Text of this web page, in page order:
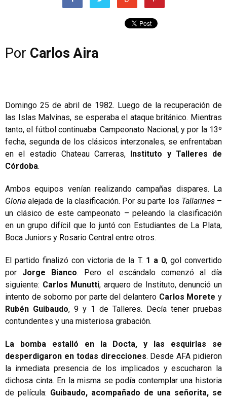
Por Carlos Aira
Domingo 25 de abril de 1982. Luego de la recuperación de
las Islas Malvinas, se esperaba el ataque británico. Mientras
tanto, el fútbol continuaba. Campeonato Nacional; y por la 13º
fecha, segunda de los clásicos interzonales, se enfrentaban
en el estadio Chateau Carreras, Instituto y Talleres de
Córdoba.
Ambos equipos venían realizando campañas dispares. La
Gloria alejada de la clasificación. Por su parte los Tallarines–
un clásico de este campeonato – peleando la clasificación
en un grupo difícil que lo juntó con Estudiantes de La Plata,
Boca Juniors y Rosario Central entre otros.
El partido finalizó con victoria de la T. 1 a 0, gol convertido
por Jorge Bianco. Pero el escándalo comenzó al día
siguiente: Carlos Munutti, arquero de Instituto, denunció un
intento de soborno por parte del delantero Carlos Morete y
Rubén Guibaudo, 9 y 1 de Talleres. Decía tener pruebas
contundentes y una misteriosa grabación.
La bomba estalló en la Docta, y las esquirlas se
desperdigaron en todas direcciones. Desde AFA pidieron
la inmediata presencia de los implicados y escucharon la
dichosa cinta. En la misma se podía contemplar una historia
de película: Guibaudo, acompañado de una señorita, se